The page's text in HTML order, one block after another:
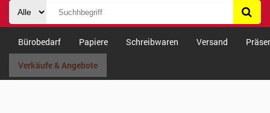
Bürobedarf Papiere Schreibwaren Versand
Verkäufe & Angebote